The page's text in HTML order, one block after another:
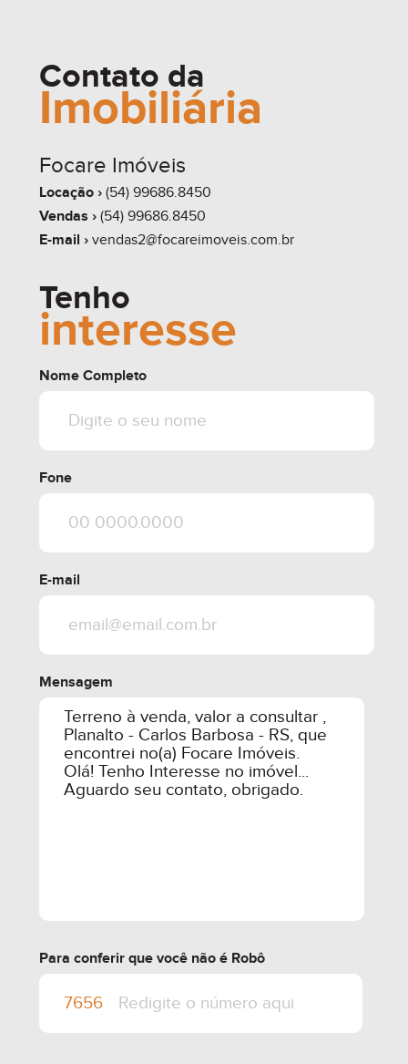
whats contate
share
Contato da
Imobiliária
Focare Imóveis
Locação › (54) 99686.8450
Vendas › (54) 99686.8450
E-mail › vendas2@focareimoveis.com.br
Tenho
interesse
Nome Completo
Fone
E-mail
Mensagem
Para conferir que você não é Robô